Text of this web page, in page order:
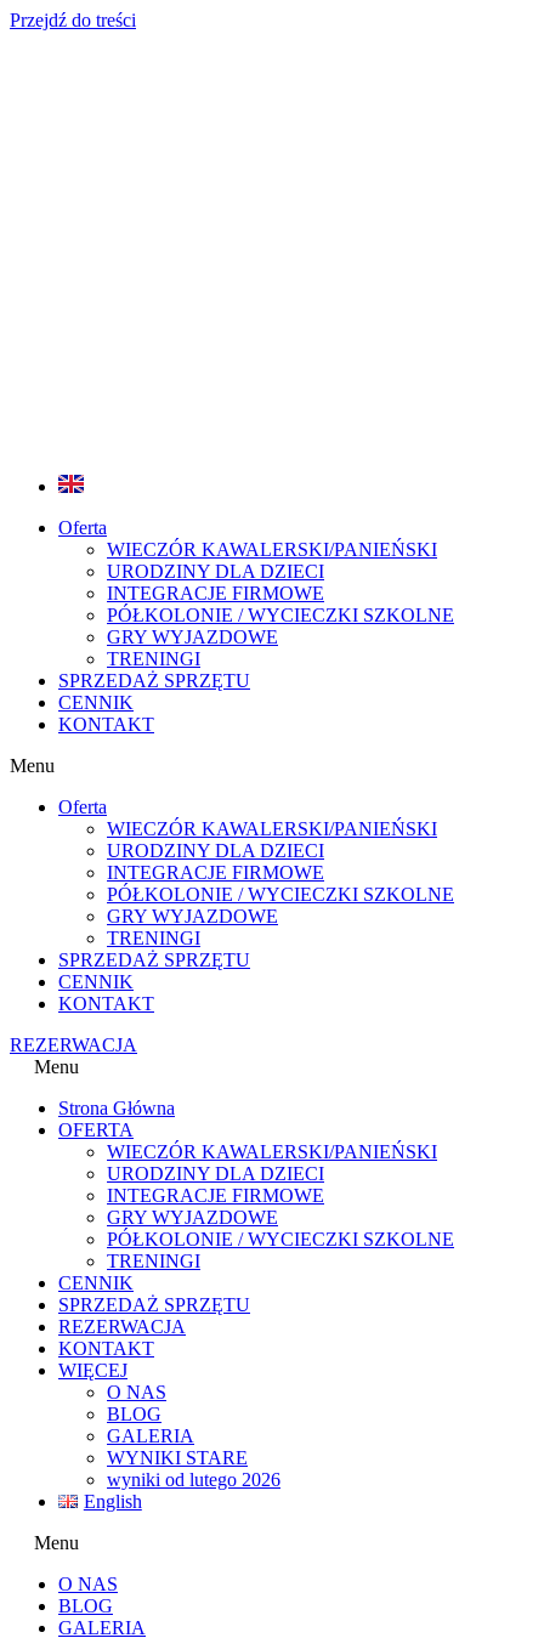
Przejdź do treści
Oferta
WIECZÓR KAWALERSKI/PANIEŃSKI
URODZINY DLA DZIECI
INTEGRACJE FIRMOWE
PÓŁKOLONIE / WYCIECZKI SZKOLNE
GRY WYJAZDOWE
TRENINGI
SPRZEDAŻ SPRZĘTU
CENNIK
KONTAKT
Menu
Oferta
WIECZÓR KAWALERSKI/PANIEŃSKI
URODZINY DLA DZIECI
INTEGRACJE FIRMOWE
PÓŁKOLONIE / WYCIECZKI SZKOLNE
GRY WYJAZDOWE
TRENINGI
SPRZEDAŻ SPRZĘTU
CENNIK
KONTAKT
REZERWACJA
Menu
Strona Główna
OFERTA
WIECZÓR KAWALERSKI/PANIEŃSKI
URODZINY DLA DZIECI
INTEGRACJE FIRMOWE
GRY WYJAZDOWE
PÓŁKOLONIE / WYCIECZKI SZKOLNE
TRENINGI
CENNIK
SPRZEDAŻ SPRZĘTU
REZERWACJA
KONTAKT
WIĘCEJ
O NAS
BLOG
GALERIA
WYNIKI STARE
wyniki od lutego 2026
English
Menu
O NAS
BLOG
GALERIA